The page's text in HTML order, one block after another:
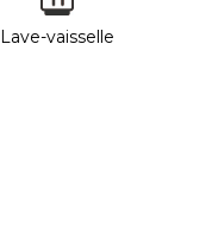
Lave-vaisselle